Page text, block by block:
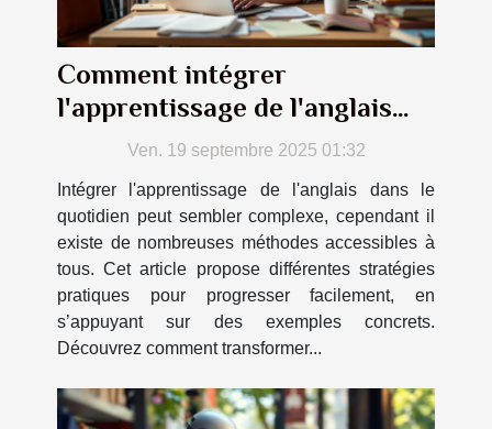
Comment intégrer
l'apprentissage de l'anglais
dans votre quotidien ?
Ven. 19 septembre 2025 01:32
Intégrer l'apprentissage de l'anglais dans le
quotidien peut sembler complexe, cependant il
existe de nombreuses méthodes accessibles à
tous. Cet article propose différentes stratégies
pratiques pour progresser facilement, en
s’appuyant sur des exemples concrets.
Découvrez comment transformer...